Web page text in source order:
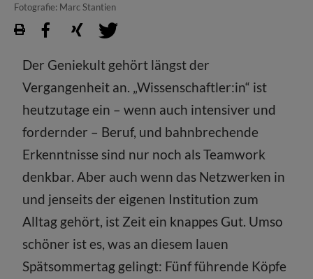
Fotografie: Marc Stantien
Der Geniekult gehört längst der
Vergangenheit an. „Wissenschaftler:in“ ist
heutzutage ein – wenn auch intensiver und
fordernder – Beruf, und bahnbrechende
Erkenntnisse sind nur noch als Teamwork
denkbar. Aber auch wenn das Netzwerken in
und jenseits der eigenen Institution zum
Alltag gehört, ist Zeit ein knappes Gut. Umso
schöner ist es, was an diesem lauen
Spätsommertag gelingt: Fünf führende Köpfe